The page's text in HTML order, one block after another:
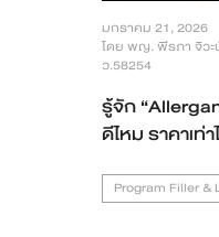
สาขา CDC
สาขา นครปฐม
English
มกราคม 21, 2026
โดย พญ. พีรภา จิว
ว.58254
รู้จัก
ดีไหม ราคาเท่
Program Filler &